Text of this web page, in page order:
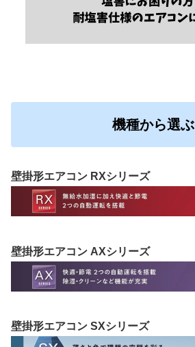
機種から選ぶ
壁掛形エアコン RXシリーズ
壁掛形エアコン AXシリーズ
壁掛形エアコン SXシリーズ